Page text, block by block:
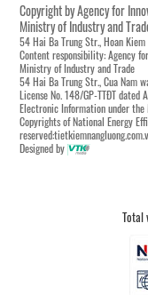
Copyright by Agency for
Ministry of Industry and
54 Hai Ba Trung Str., Hoan
Content responsibility: Agency
Ministry of Industry and Trade
54 Hai Ba Trung Str., Cua Nam
License No. 148/GP-TTĐT
Electronic Information under
Copyrights of National Energy
Designed by
Total